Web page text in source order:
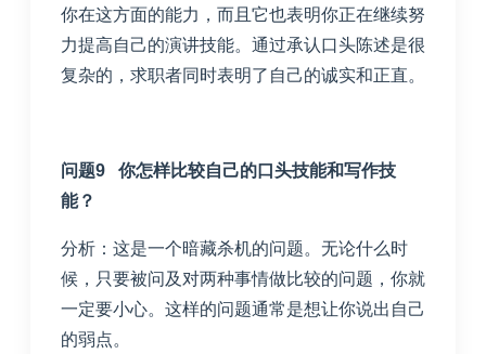
你在这方面的能力，而且它也表明你正在继续努
力提高自己的演讲技能。通过承认口头陈述是很
复杂的，求职者同时表明了自己的诚实和正直。
问题9 你怎样比较自己的口头技能和写作技
能？
分析：这是一个暗藏杀机的问题。无论什么时
候，只要被问及对两种事情做比较的问题，你就
一定要小心。这样的问题通常是想让你说出自己
的弱点。